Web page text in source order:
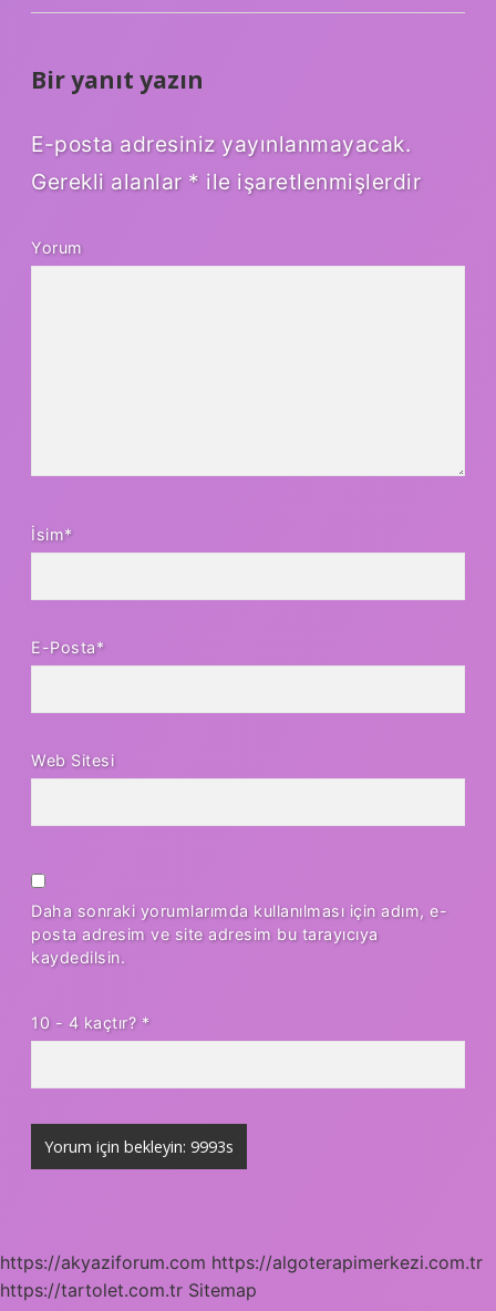
Bir yanıt yazın
E-posta adresiniz yayınlanmayacak.
Gerekli alanlar * ile işaretlenmişlerdir
Yorum
İsim*
E-Posta*
Web Sitesi
Daha sonraki yorumlarımda kullanılması için adım, e-
posta adresim ve site adresim bu tarayıcıya
kaydedilsin.
10 - 4 kaçtır? *
https://akyaziforum.com https://algoterapimerkezi.com.tr
https://tartolet.com.tr Sitemap